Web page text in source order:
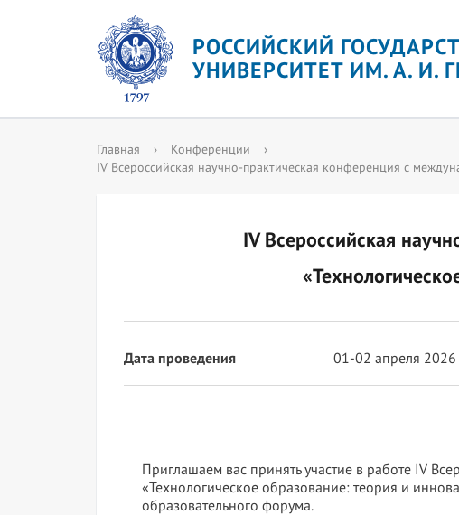
РОССИЙСКИЙ
УНИВЕРСИТЕТ ИМ. А. И.
Главная › Конференции
›
IV Всероссийская научно-практическая конференция с
IV Всероссийская
Дата проведения 01-02 апреля 2026
Приглашаем вас принять участие в работе IV
«Технологическое образование: теория и
образовательного форума.